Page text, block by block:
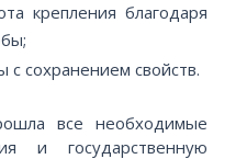
крепления благодаря
с сохранением свойств.
все необходимые
и государственную